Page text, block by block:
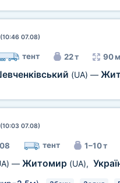
07.08)
тент 22 т 90
(UA) —
07.08)
тент 1–10 т
— Житомир (UA),